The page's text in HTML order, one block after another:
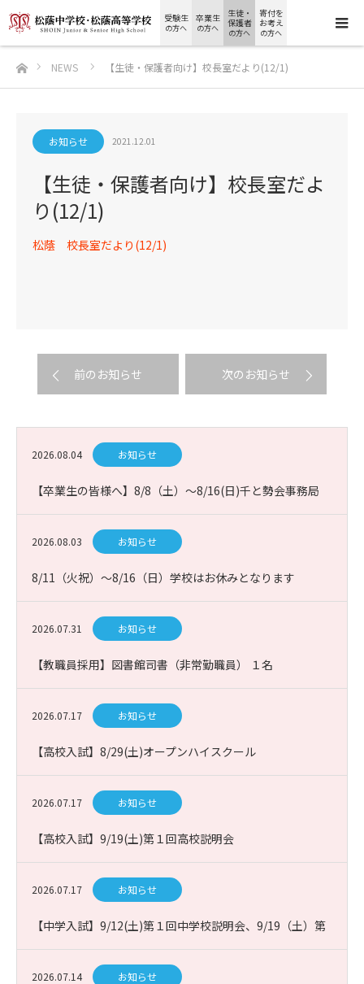
受験生
の方へ
卒業生
の方へ
生徒・
保護者
の方へ
寄付を
お考え
の方へ
ホームNEWS 【生徒・保護者向け】校長室だより(12/1)
お知らせ 2021.12.01
【生徒・保護者向け】校長室だよ
り(12/1)
松蔭 校長室だより(12/1)
前のお知らせ 次のお知らせ
2026.08.04 お知らせ
【卒業生の皆様へ】8/8（土）～8/16(日)千と勢会事務局
お休み
2026.08.03 お知らせ
8/11（火祝）～8/16（日）学校はお休みとなります
2026.07.31 お知らせ
【教職員採用】図書館司書（非常勤職員） １名
2026.07.17 お知らせ
【高校入試】8/29(土)オープンハイスクール
2026.07.17 お知らせ
【高校入試】9/19(土)第１回高校説明会
2026.07.17 お知らせ
【中学入試】9/12(土)第１回中学校説明会、9/19（土）第
１回課題図書プレゼン入試説明会
2026.07.14 お知らせ